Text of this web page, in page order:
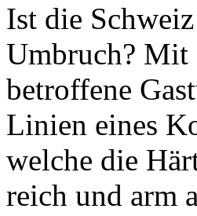
Ist die
Umbruch? Mit
betroffene
Linien eines
welche die
reich und arm